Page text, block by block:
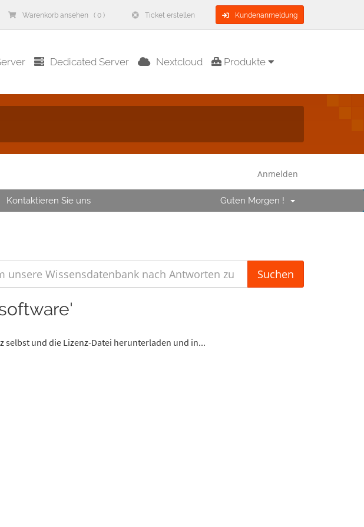
Warenkorb ansehen ( 0 ) Ticket erstellen Kundenanmeldung
Dedicated Server Nextcloud Produkte
Anmelden
Kontaktieren Sie uns Guten Morgen !
selbst und die Lizenz-Datei herunterladen und in...